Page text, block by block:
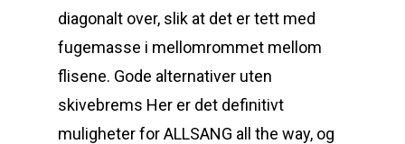
diagonalt over, slik at det er tett med
fugemasse i mellomrommet mellom
flisene. Gode alternativer uten
skivebrems Her er det definitivt
muligheter for ALLSANG all the way, og